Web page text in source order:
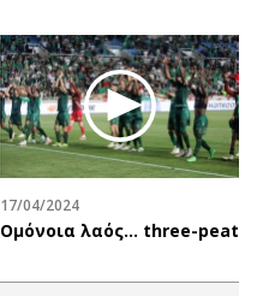
17/04/2024
Oμόνοια λαός… three-peat